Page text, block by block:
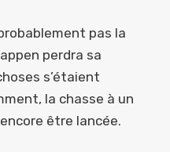
pas la
perdra sa
s’étaient
la chasse à un
être lancée.